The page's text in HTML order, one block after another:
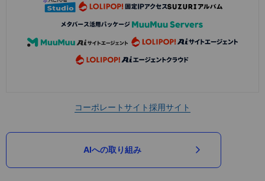
コーポレートサイト採用サイト
AIへの取り組み